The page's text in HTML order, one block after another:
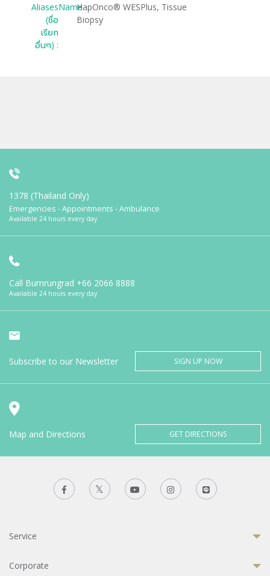
AliasesName
(ชื่อ
เรียก
อื่นๆ) :
HapOnco® WESPlus, Tissue
Biopsy
1378 (Thailand Only)
Emergencies - Appointments - Ambulance
Available 24 hours every day
Call Bumrungrad +66 2066 8888
Available 24 hours every day
Subscribe to our Newsletter SIGN UP NOW
Map and Directions GET DIRECTIONS
Service
Corporate